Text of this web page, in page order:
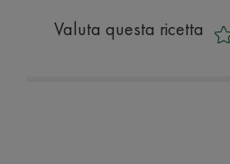
Valuta questa ricetta